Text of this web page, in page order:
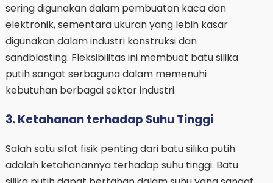
sering digunakan dalam pembuatan kaca dan
elektronik, sementara ukuran yang lebih kasar
digunakan dalam industri konstruksi dan
sandblasting. Fleksibilitas ini membuat batu silika
putih sangat serbaguna dalam memenuhi
kebutuhan berbagai sektor industri.
3. Ketahanan terhadap Suhu Tinggi
Salah satu sifat fisik penting dari batu silika putih
adalah ketahanannya terhadap suhu tinggi. Batu